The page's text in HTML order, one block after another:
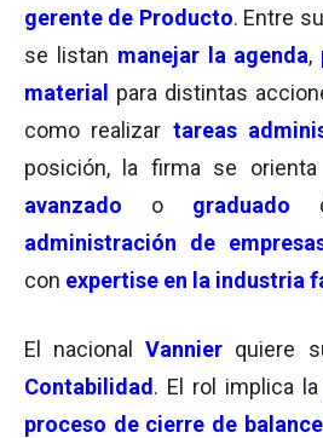
gerente de Producto. Entre
se listan manejar la agenda,
material
para distintas
como realizar tareas
posición, la firma se
avanzado o graduado
administración de
con expertise en la industria
El nacionalVannier quiere
Contabilidad . El rol implica la
proceso de cierre de balance